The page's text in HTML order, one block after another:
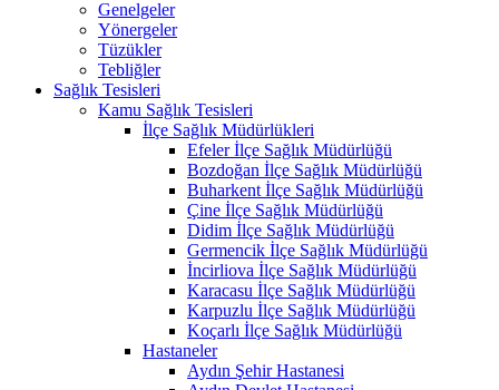
Genelgeler
Yönergeler
Tüzükler
Tebliğler
Sağlık Tesisleri
Kamu Sağlık Tesisleri
İlçe Sağlık Müdürlükleri
Efeler İlçe Sağlık Müdürlüğü
Bozdoğan İlçe Sağlık Müdürlüğü
Buharkent İlçe Sağlık Müdürlüğü
Çine İlçe Sağlık Müdürlüğü
Didim İlçe Sağlık Müdürlüğü
Germencik İlçe Sağlık Müdürlüğü
İncirliova İlçe Sağlık Müdürlüğü
Karacasu İlçe Sağlık Müdürlüğü
Karpuzlu İlçe Sağlık Müdürlüğü
Koçarlı İlçe Sağlık Müdürlüğü
Hastaneler
Aydın Şehir Hastanesi